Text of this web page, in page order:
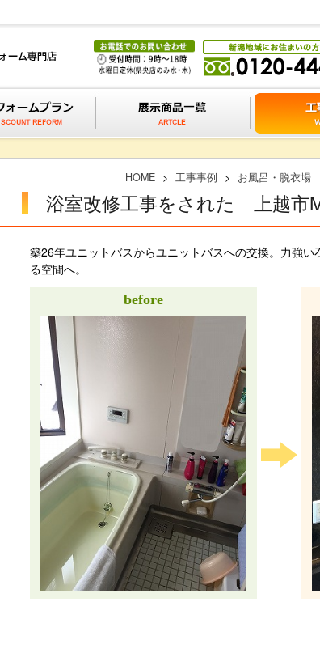
HOME > 工事事例 > お風呂・脱衣場
浴室改修工事をされた 上越市
築26年ユニットバスからユニットバスへの交換。力強
る空間へ。
before